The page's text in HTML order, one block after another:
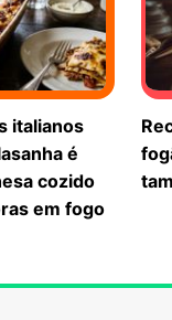
italianos
é
cozido
em fogo